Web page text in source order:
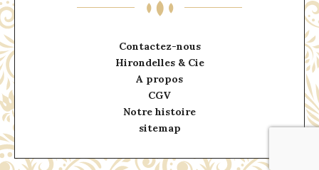
Contactez-nous
Hirondelles & Cie
A propos
CGV
Notre histoire
sitemap